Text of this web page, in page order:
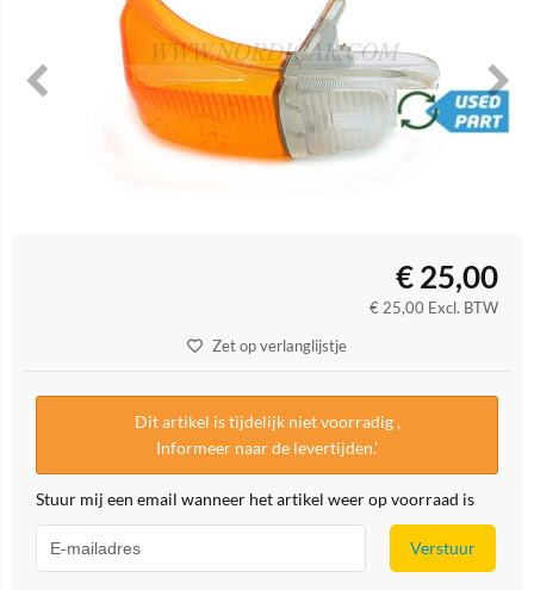
brand
€25,00
€ 25,00 Excl. BTW
Zet op verlanglijstje
Dit artikel is tijdelijk niet voorradig ,
Informeer naar de levertijden.'
Stuur mij een email wanneer het artikel weer op voorraad is
Verstuur